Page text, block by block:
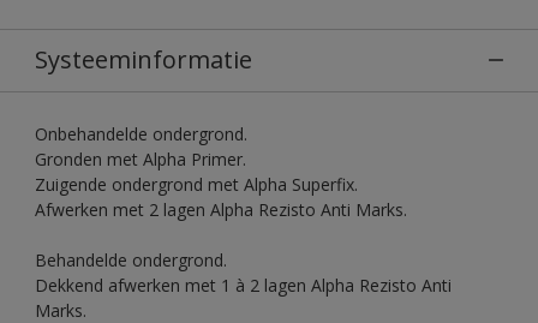
Systeeminformatie
Onbehandelde ondergrond.
Gronden met Alpha Primer.
Zuigende ondergrond met Alpha Superfix.
Afwerken met 2 lagen Alpha Rezisto Anti Marks.
Behandelde ondergrond.
Dekkend afwerken met 1 à 2 lagen Alpha Rezisto Anti
Marks.